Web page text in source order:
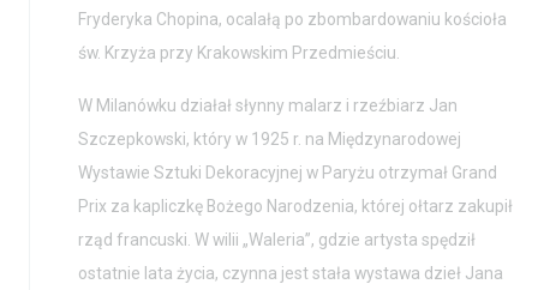
Fryderyka Chopina, ocalałą po zbombardowaniu kościoła
św. Krzyża przy Krakowskim Przedmieściu.
W Milanówku działał słynny malarz i rzeźbiarz Jan
Szczepkowski, który w 1925 r. na Międzynarodowej
Wystawie Sztuki Dekoracyjnej w Paryżu otrzymał Grand
Prix za kapliczkę Bożego Narodzenia, której ołtarz zakupił
rząd francuski. W wilii „Waleria”, gdzie artysta spędził
ostatnie lata życia, czynna jest stała wystawa dzieł Jana